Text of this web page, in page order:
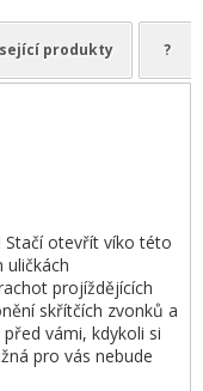
produkty ?
Stačí otevřít víko této
uličkách
projíždějících
skřítčích zvonků a
vámi, kdykoli si
pro vás nebude